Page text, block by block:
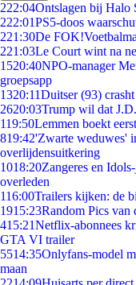
222:04Ontslagen bij Halo
222:01PS5-doos
221:30De
221:03Le Court wint na
1520:40NPO-manager
groepsapp
1320:11Duitser (93)
2620:03Trump wil dat
119:50Lemmen boekt
819:42'Zwarte weduwes'
overlijdensuitkering
1018:20Zangeres en
overleden
116:00Trailers kijken: de
1915:23Random Pics van
415:21Netflix-abonnees
GTA VI trailer
5514:35Onlyfans-model
maan